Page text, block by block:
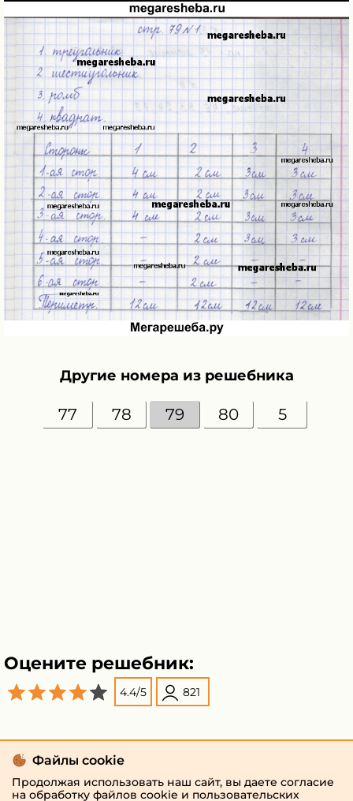
Другие номера из решебника
77 78 79 80 5
Оцените решебник:
4.4/5 821
Файлы cookie
Продолжая использовать наш сайт, вы даете согласие
на обработку файлов cookie и пользовательских